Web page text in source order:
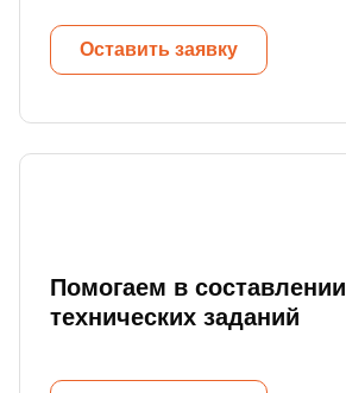
Оставить заявку
Помогаем в составлении
технических заданий